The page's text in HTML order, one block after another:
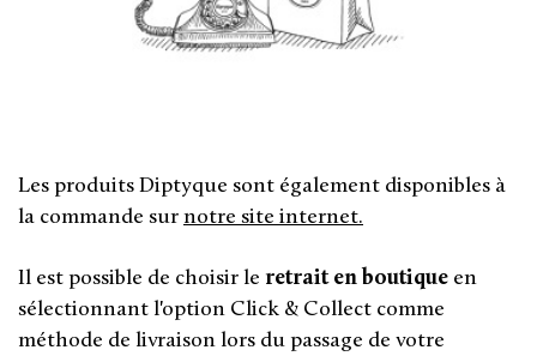
Les produits Diptyque sont également disponibles à
la commande surnotre site internet.
Il est possible de choisir le retrait en boutique en
sélectionnant l'option Click & Collect comme
méthode de livraison lors du passage de votre